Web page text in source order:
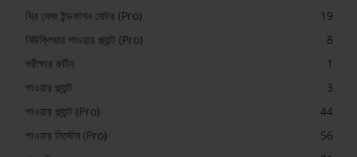
থ্রি ফেজ ইন্ডকাশন মোটর (Pro)
19
নিউক্লিয়ার পাওয়ার প্ল্যান্ট (Pro)
8
পরীক্ষার রুটিন
1
পাওয়ার প্ল্যান্ট
3
পাওয়ার প্ল্যান্ট (Pro)
44
পাওয়ার সিস্টেম (Pro)
56